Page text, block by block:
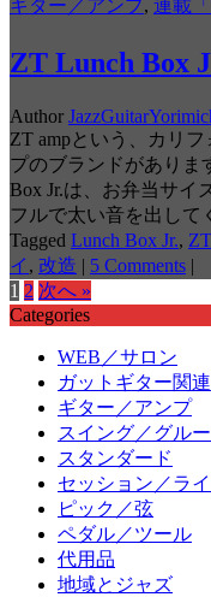
ギター／アンプ, 連載
ZT Lunch Box
Author
ZT ampという、カリ
プのブランドがありま
Box Jr.は、お弁当サイ
フルで太い音を出して
Tagged Lunch Box Jr., ZT
イ , 改造 | 5 Comments |
1 2 次へ »
Categories
WEB／サロン
ガットギター関連
ギター／アンプ
スイング／グル
スタンダード
セッション／ラ
ピック／弦
ペダル／ツール
代用品
地域とジャズ